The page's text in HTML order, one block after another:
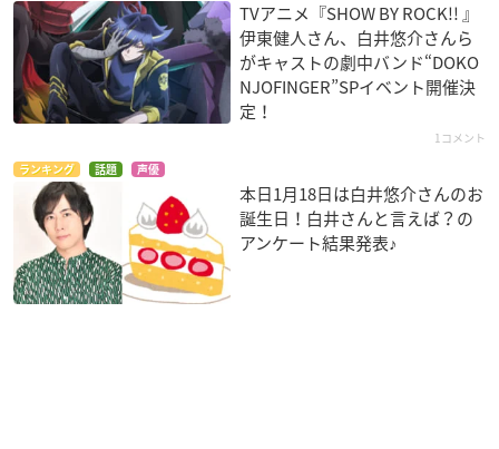
TVアニメ『SHOW BY ROCK!! 』
伊東健人さん、白井悠介さんら
がキャストの劇中バンド“DOKO
NJOFINGER”SPイベント開催決
定！
1コメント
ランキング 話題 声優
本日1月18日は白井悠介さんのお
誕生日！白井さんと言えば？の
アンケート結果発表♪